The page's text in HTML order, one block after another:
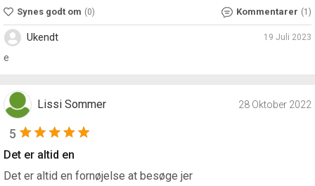
Synes godt om (0) Kommentarer (1)
Ukendt 19 Juli 2023
e
Lissi Sommer 28 Oktober 2022
5
Det er altid en
Det er altid en fornøjelse at besøge jer